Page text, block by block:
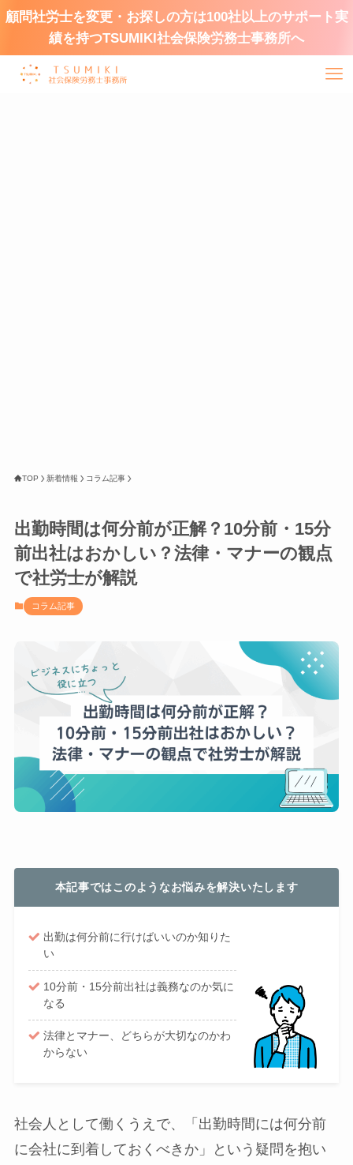
顧問社労士を変更・お探しの方は100社以上のサポート実
績を持つTSUMIKI社会保険労務士事務所へ
TOP 新着情報 コラム記事
出勤時間は何分前が正解？10分前・15分
前出社はおかしい？法律・マナーの観点
で社労士が解説
コラム記事
本記事ではこのようなお悩みを解決いたします
出勤は何分前に行けばいいのか知りた
い
10分前・15分前出社は義務なのか気に
なる
法律とマナー、どちらが大切なのかわ
からない
社会人として働くうえで、「出勤時間には何分前
に会社に到着しておくべきか」という疑問を抱い